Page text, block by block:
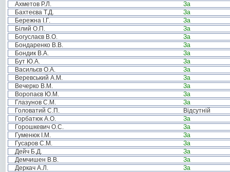
Ахметов Р.Л.
За
Бахтеєва Т.Д.
За
Бережна І.Г.
За
Білий О.П.
За
Богуслаєв В.О.
За
Бондаренко В.В.
За
Бондик В.А.
За
Бут Ю.А.
За
Васильєв О.А.
За
Веревський А.М.
За
Вечерко В.М.
За
Воропаєв Ю.М.
За
Глазунов С.М.
За
Головатий С.П.
Відсутній
Горбатюк А.О.
За
Горошкевич О.С.
За
Гуменюк І.М.
За
Гусаров С.М.
За
Дейч Б.Д.
За
Демчишен В.В.
За
Деркач А.Л.
За